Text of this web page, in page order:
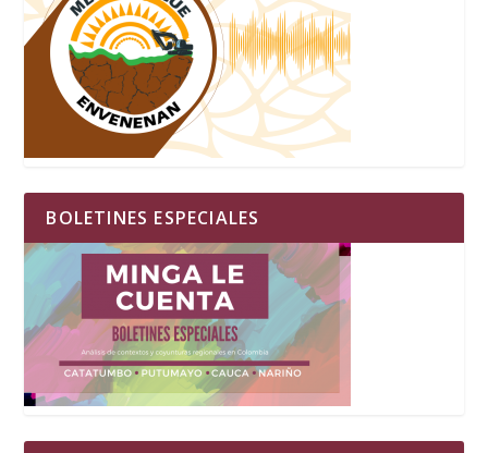
BOLETINES ESPECIALES